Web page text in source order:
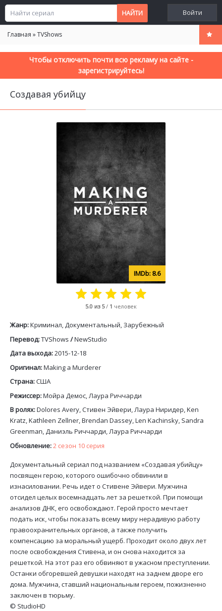
Войти
Главная »TVShows
Чтобы отключить почти всю рекламу на сайте -
зарегистрируйтесь!
Создавая убийцу
8.6
5.0 из 5/ 1 человек
Жанр:Криминал, Документальный, Зарубежный
Перевод:TVShows /NewStudio
Дата выхода:2015-12-18
Оригинал:Making a Murderer
Страна:США
Режиссер:Мойра Демос, Лаура Риччарди
В ролях:Dolores Avery, Стивен Эйвери, Лаура Ниридер, Ken
Kratz, Kathleen Zellner, Brendan Dassey, Len Kachinsky, Sandra
Greenman, Даниэль Риччарди, Лаура Риччарди
Обновление:2 сезон 10 серия
Документальный сериал под названием «Создавая убийцу»
посвящен герою, которого ошибочно обвинили в
изнасиловании. Речь идет о Стивене Эйвери. Мужчина
отсидел целых восемнадцать лет за решеткой. При помощи
анализов ДНК, его освобождают. Герой просто мечтает
подать иск, чтобы показать всему миру нерадивую работу
правоохранительных органов, а также получить
компенсацию за моральный ущерб. Проходит около двух лет
после освобождения Стивена, и он снова находится за
решеткой. На этот раз его обвиняют в ужасном преступлении.
Останки обгоревшей девушки находят на заднем дворе его
дома. Мужчина, ставший национальным героем, пожизненно
заключен в тюрьму.
© StudioHD